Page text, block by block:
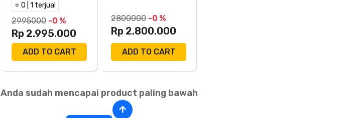
⭐ 0 | 1 terjual
2995000 -0 %
Rp 2.995.000
ADD TO CART
2800000 -0 %
Rp 2.800.000
ADD TO CART
Anda sudah mencapai product paling bawah